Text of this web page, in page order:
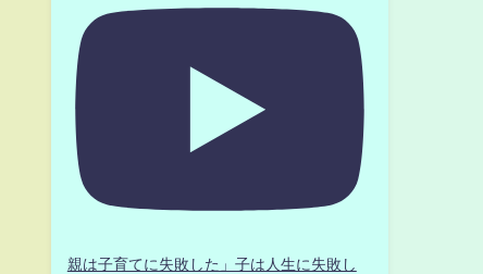
親は子育てに失敗した」子は人生に失敗し